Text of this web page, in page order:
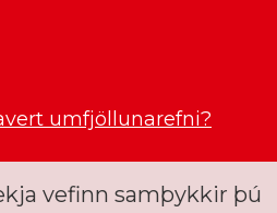
umfjöllunarefni?
vefinn samþykkir þú